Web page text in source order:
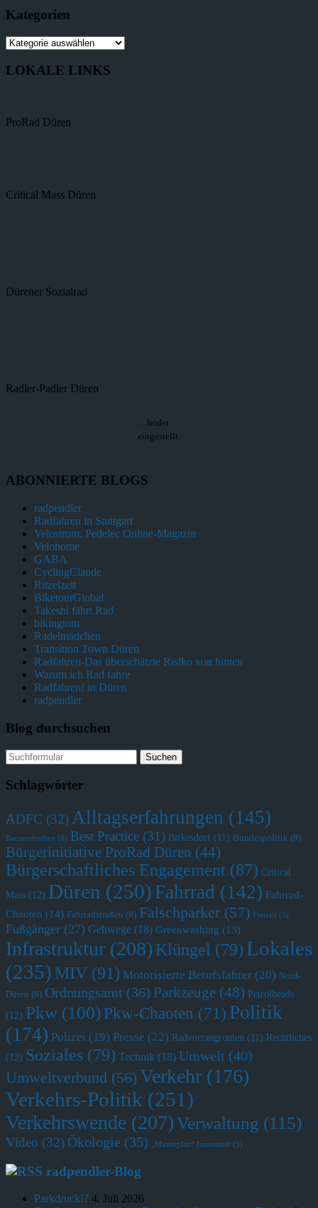
Kategorien
LOKALE LINKS
ProRad Düren
Critical Mass Düren
Dürener Sozialrad
Radler-Padler Düren
…leider
eingestellt.
ABONNIERTE BLOGS
radpendler
Radfahren in Stuttgart
Velostrom, Pedelec Online-Magazin
Velohome
GABA
CyclingClaude
Ritzelzeit
BiketourGlobal
Takeshi fährt Rad
bikingtom
Radelmädchen
Transition Town Düren
Radfahren-Das überschätzte Risiko von hinten
Warum ich Rad fahre
Radfahren! in Düren
radpendler
Blog durchsuchen
Schlagwörter
ADFC (32)Alltagserfahrungen (145)
Barrierefreiheit (6) Best Practice (31) Birkesdorf (11) Bundespolitik (9)
Bürgerinitiative ProRad Düren (44)
Bürgerschaftliches Engagement (87) Critical
Mass (12) Düren (250) Fahrrad (142) Fahrrad-
Chaoten (14) Fahrradstraßen (8) Falschparker (57) Freizeit (5)
Fußgänger (27) Gehwege (18) Greenwashing (13)
Infrastruktur (208) Klüngel (79) Lokales
(235) MIV (91) Motorisierte Berufsfahrer (20) Nord-
Düren (9) Ordnungsamt (36) Parkzeuge (48) Petrolheads
(12) Pkw (100) Pkw-Chaoten (71) Politik
(174) Polizei (19) Presse (22) Radvorrangrouten (11) Rechtliches
(12) Soziales (79) Technik (18) Umwelt (40)
Umweltverbund (56)Verkehr (176)
Verkehrs-Politik (251)
Verkehrswende (207)Verwaltung (115)
Video (32) Ökologie (35) „Masterplan“ Innenstadt (5)
radpendler-Blog
Parkdruck!? 4. Juli 2026